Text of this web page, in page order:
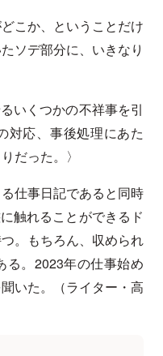
こか、ということだけ
ソデ部分に、いきなり
いくつかの不祥事を引
対応、事後処理にあた
だった。〉
仕事日記であると同時
触れることができるド
。もちろん、収められ
る。2023年の仕事始め
いた。（ライター・高